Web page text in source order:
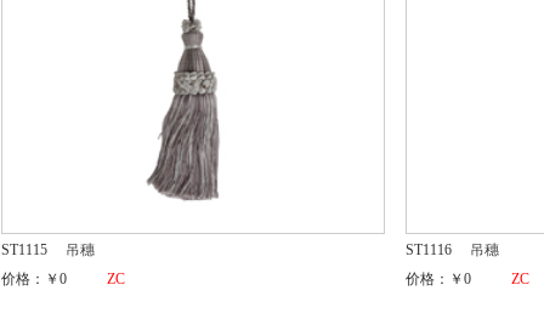
ST1115
吊穗
价格：￥0
ZC
ST1116
吊穗
价格：￥0
ZC